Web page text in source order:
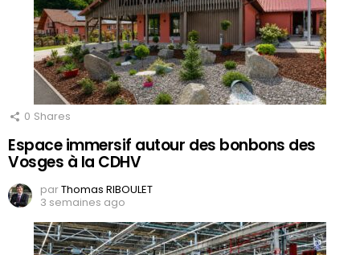
0 Shares
Espace immersif autour des bonbons des
Vosges à la CDHV
parThomas RIBOULET
3 semaines ago